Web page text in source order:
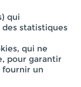
qui
statistiques
qui ne
pour garantir
un